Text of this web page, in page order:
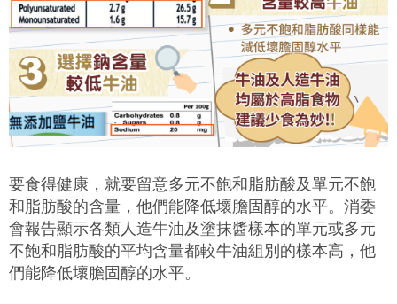
要食得健康，就要留意多元不飽和脂肪酸及單元不飽
和脂肪酸的含量，他們能降低壞膽固醇的水平。消委
會報告顯示各類人造牛油及塗抹醬樣本的單元或多元
不飽和脂肪酸的平均含量都較牛油組別的樣本高，他
們能降低壞膽固醇的水平。